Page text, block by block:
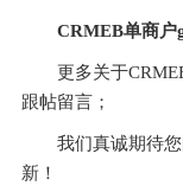
CRMEB单商户
更多关于
跟帖留言；
我们真诚期待
新！